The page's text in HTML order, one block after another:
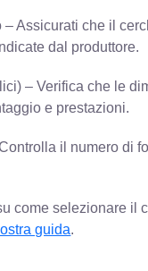
Assicurati che il
dal produttore.
– Verifica che le
e prestazioni.
il numero di
come selezionare il
guida.